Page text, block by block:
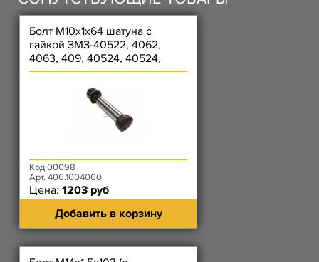
Болт М10х1х64 шатуна с
гайкой ЗМЗ-40522, 4062,
4063, 409, 40524, 40524,
40904
Код 00098
Арт. 406.1004060
Цена: 1203 руб
Добавить в корзину